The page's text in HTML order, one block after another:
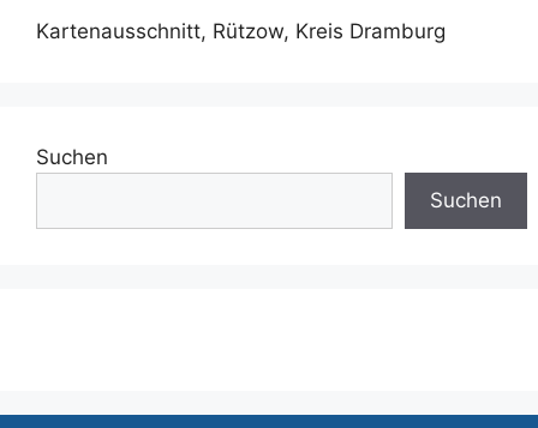
Kartenausschnitt, Rützow, Kreis Dramburg
Suchen
Suchen